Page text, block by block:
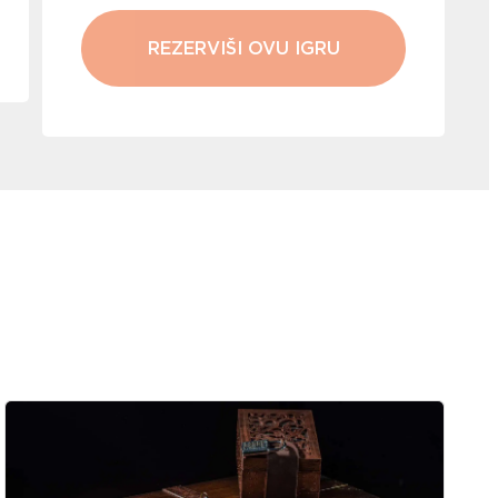
REZERVIŠI OVU IGRU